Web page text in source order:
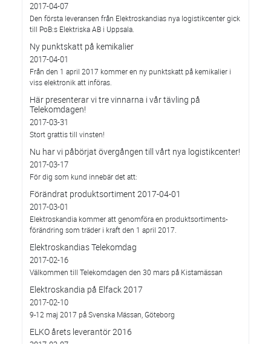
2017-04-07
Den första leveransen från Elektroskandias nya logistikcenter gick
till PoB:s Elektriska AB i Uppsala.
Ny punktskatt på kemikalier
2017-04-01
Från den 1 april 2017 kommer en ny punktskatt på kemikalier i
viss elektronik att införas.
Här presenterar vi tre vinnarna i vår tävling på
Telekomdagen!
2017-03-31
Stort grattis till vinsten!
Nu har vi påbörjat övergången till vårt nya logistikcenter!
2017-03-17
För dig som kund innebär det att:
Förändrat produktsortiment 2017-04-01
2017-03-01
Elektroskandia kommer att genomföra en produktsortiments-
förändring som träder i kraft den 1 april 2017.
Elektroskandias Telekomdag
2017-02-16
Välkommen till Telekomdagen den 30 mars på Kistamässan
Elektroskandia på Elfack 2017
2017-02-10
9-12 maj 2017 på Svenska Mässan, Göteborg
ELKO årets leverantör 2016